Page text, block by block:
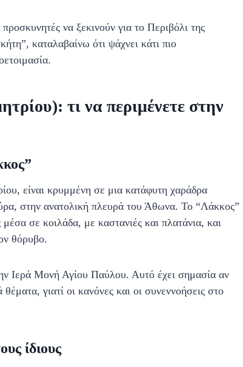
να ξεκινούν για το Περιβόλι της
καταλαβαίνω ότι ψάχνει κάτι πιο
τι να περιμένετε στην
είναι κρυμμένη σε μια κατάφυτη χαράδρα
στην ανατολική πλευρά του Άθωνα. Το “Λάκκος”
μέσα σε κοιλάδα, με καστανιές και πλατάνια, και
θόρυβο.
Ιερά Μονή Αγίου Παύλου. Αυτό έχει σημασία αν
γιατί οι κανόνες και οι συνεννοήσεις στο
ίδιους